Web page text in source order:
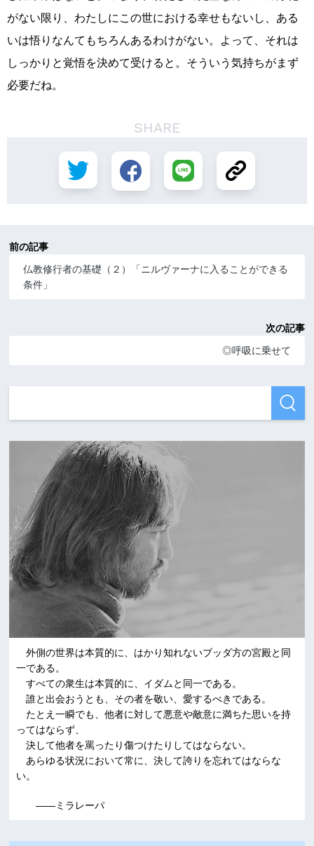
がない限り、わたしにこの世における幸せもないし、ある
いは悟りなんてもちろんあるわけがない。よって、それは
しっかりと覚悟を決めて受けると。そういう気持ちがまず
必要だね。
SHARE
前の記事
仏教修行者の基礎（２）「ニルヴァーナに入ることができる
条件」
次の記事
◎呼吸に乗せて
外側の世界は本質的に、はかり知れないブッダ方の宮殿と同
一である。
すべての衆生は本質的に、イダムと同一である。
誰と出会おうとも、その者を敬い、愛するべきである。
たとえ一瞬でも、他者に対して悪意や敵意に満ちた思いを持
ってはならず、
決して他者を罵ったり傷つけたりしてはならない。
あらゆる状況において常に、決して誇りを忘れてはならな
い。
――ミラレーパ